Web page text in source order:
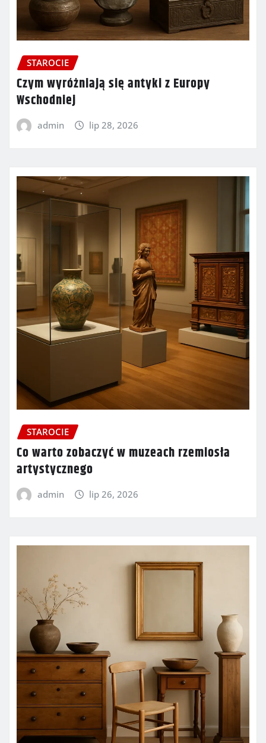
STAROCIE
Czym wyróżniają się antyki z Europy
Wschodniej
admin lip 28, 2026
STAROCIE
Co warto zobaczyć w muzeach rzemiosła
artystycznego
admin lip 26, 2026